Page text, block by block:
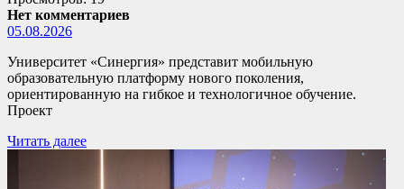
Нет комментариев
05.08.2026
Университет «Синергия» представит мобильную
образовательную платформу нового поколения,
ориентированную на гибкое и технологичное обучение.
Проект
Читать далее